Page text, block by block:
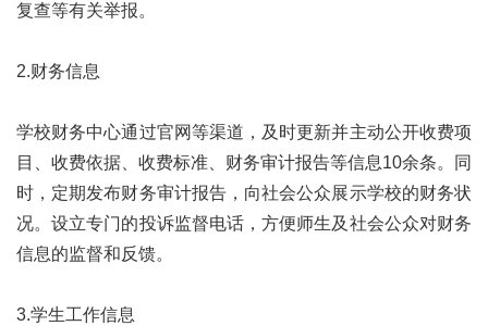
复查等有关举报。
2.财务信息
学校财务中心通过官网等渠道，及时更新并主动公开收费项
目、收费依据、收费标准、财务审计报告等信息10余条。同
时，定期发布财务审计报告，向社会公众展示学校的财务状
况。设立专门的投诉监督电话，方便师生及社会公众对财务
信息的监督和反馈。
3.学生工作信息